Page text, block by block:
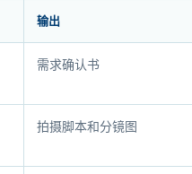
输出
需求确认书
拍摄脚本和分镜图